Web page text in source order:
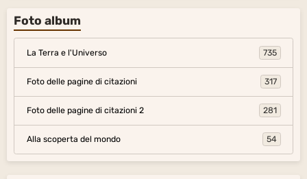
Foto album
La Terra e l'Universo 735
Foto delle pagine di citazioni 317
Foto delle pagine di citazioni 2 281
Alla scoperta del mondo 54